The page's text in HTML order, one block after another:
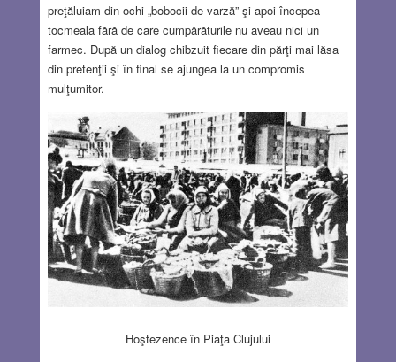
preţăluiam din ochi „bobocii de varză” şi apoi începea
tocmeala fără de care cumpărăturile nu aveau nici un
farmec. După un dialog chibzuit fiecare din părţi mai lăsa
din pretenţii şi în final se ajungea la un compromis
mulţumitor.
Hoştezence în Piaţa Clujului